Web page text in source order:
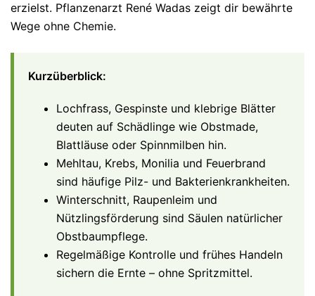
erzielst. Pflanzenarzt René Wadas zeigt dir bewährte
Wege ohne Chemie.
Kurzüberblick:
Lochfrass, Gespinste und klebrige Blätter
deuten auf Schädlinge wie Obstmade,
Blattläuse oder Spinnmilben hin.
Mehltau, Krebs, Monilia und Feuerbrand
sind häufige Pilz- und Bakterienkrankheiten.
Winterschnitt, Raupenleim und
Nützlingsförderung sind Säulen natürlicher
Obstbaumpflege.
Regelmäßige Kontrolle und frühes Handeln
sichern die Ernte – ohne Spritzmittel.